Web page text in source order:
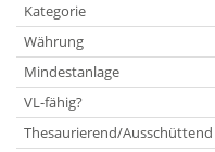
Kategorie
Währung
Mindestanlage
VL-fähig?
Thesaurierend/Ausschüttend